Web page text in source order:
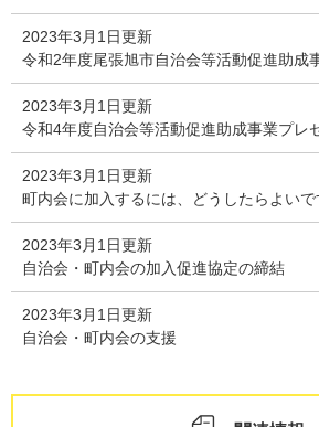
2023年3月1日更新
令和2年度尾張旭市自治会等活動促進助成
2023年3月1日更新
令和4年度自治会等活動促進助成事業プレ
2023年3月1日更新
町内会に加入するには、どうしたらよいで
2023年3月1日更新
自治会・町内会の加入促進協定の締結
2023年3月1日更新
自治会・町内会の支援